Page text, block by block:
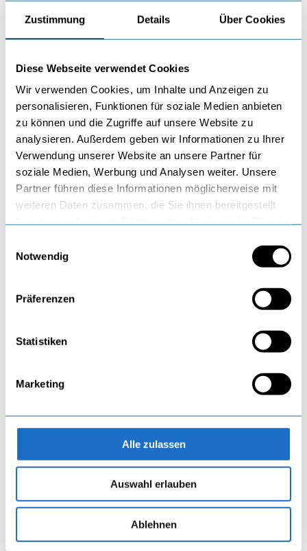
Zustimmung Details Über Cookies
Diese Webseite verwendet Cookies
Wir verwenden Cookies, um Inhalte und Anzeigen zu
personalisieren, Funktionen für soziale Medien anbieten
zu können und die Zugriffe auf unsere Website zu
analysieren. Außerdem geben wir Informationen zu Ihrer
Verwendung unserer Website an unsere Partner für
soziale Medien, Werbung und Analysen weiter. Unsere
Partner führen diese Informationen möglicherweise mit
weiteren Daten zusammen, die Sie ihnen bereitgestellt
Notwendig
Präferenzen
Statistiken
Marketing
Alle zulassen
Auswahl erlauben
Ablehnen
Suchen Sie nach einem Eintrag
Suchen Suchen
Beitragskategorien
Fertiggaragen
Garagentore
Nebeneingangsturen
Schwingtore
Sektionaltore
Zweiflugeltore
Die 5 häufigsten Fehler beim Garagenkauf – und
Gedämmtes Industrietor & XXL-Stahl-
Zweiflügeltor nach Maß – Metalltor: Werkseitig
Isolierte Fertiggarage 7 × 5,5 m aus
Fertiggaragen aus Polen – verputzt oder
pulverbeschichtet mit kostenloser Lieferung
Schlagwörter
Alu Nebeneingangstüren aus Polen
Doppelgaragen Preise Fertiggaragen